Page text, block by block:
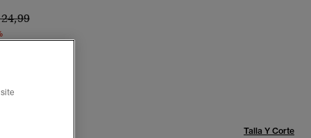
rebajado de
a
Talla Y Corte